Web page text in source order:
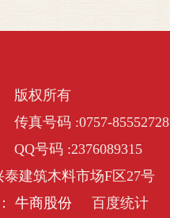
版权所有
传真号码 :0757-85552728
QQ号码 :2376089315
建筑木料市场F区27号
牛商股份 百度统计